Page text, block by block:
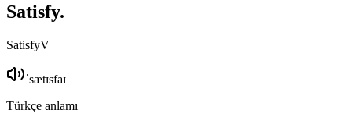
Satisfy.
SatisfyV
ˈsætɪsfaɪ
Türkçe anlamı